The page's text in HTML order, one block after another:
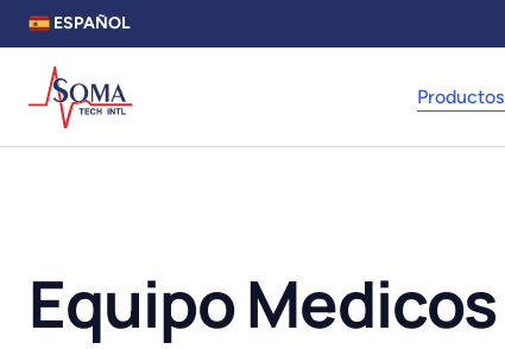
ESPAÑOL
Productos
Equipo Medicos